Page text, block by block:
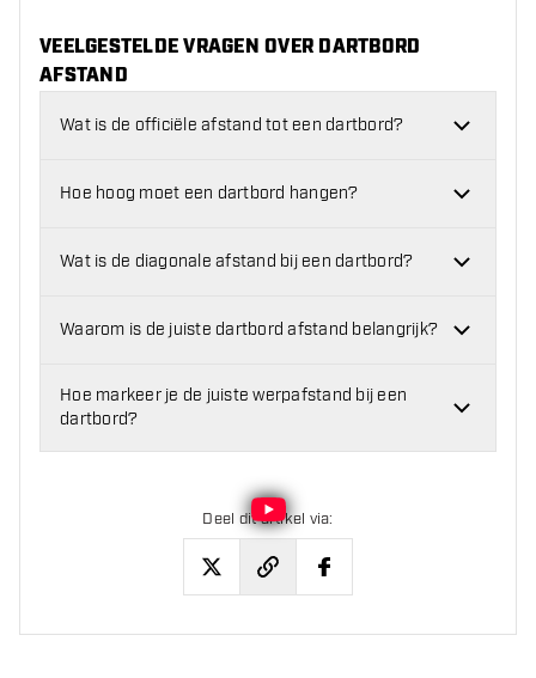
VEELGESTELDE VRAGEN OVER DARTBORD
AFSTAND
Wat is de officiële afstand tot een dartbord?
Hoe hoog moet een dartbord hangen?
Wat is de diagonale afstand bij een dartbord?
Waarom is de juiste dartbord afstand belangrijk?
Hoe markeer je de juiste werpafstand bij een
dartbord?
Deel dit artikel via:
twitter facebook